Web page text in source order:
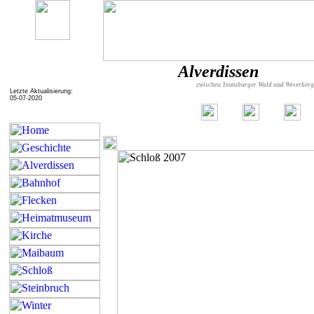
Letzte Aktualisierung:
05-07-2020
Alverdissen
zwischen Teutoburger Wald und